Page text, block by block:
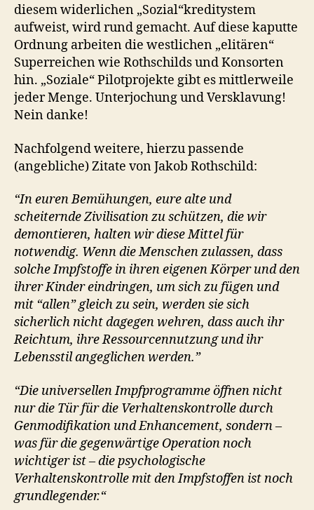
diesem widerlichen „Sozial“kreditystem
aufweist, wird rund gemacht. Auf diese kaputte
Ordnung arbeiten die westlichen „elitären“
Superreichen wie Rothschilds und Konsorten
hin. „Soziale“ Pilotprojekte gibt es mittlerweile
jeder Menge. Unterjochung und Versklavung!
Nein danke!
Nachfolgend weitere, hierzu passende
(angebliche) Zitate von Jakob Rothschild:
“In euren Bemühungen, eure alte und
scheiternde Zivilisation zu schützen, die wir
demontieren, halten wir diese Mittel für
notwendig. Wenn die Menschen zulassen, dass
solche Impfstoffe in ihren eigenen Körper und den
ihrer Kinder eindringen, um sich zu fügen und
mit “allen” gleich zu sein, werden sie sich
sicherlich nicht dagegen wehren, dass auch ihr
Reichtum, ihre Ressourcennutzung und ihr
Lebensstil angeglichen werden.”
“Die universellen Impfprogramme öffnen nicht
nur die Tür für die Verhaltenskontrolle durch
Genmodifikation und Enhancement, sondern –
was für die gegenwärtige Operation noch
wichtiger ist – die psychologische
Verhaltenskontrolle mit den Impfstoffen ist noch
grundlegender.“